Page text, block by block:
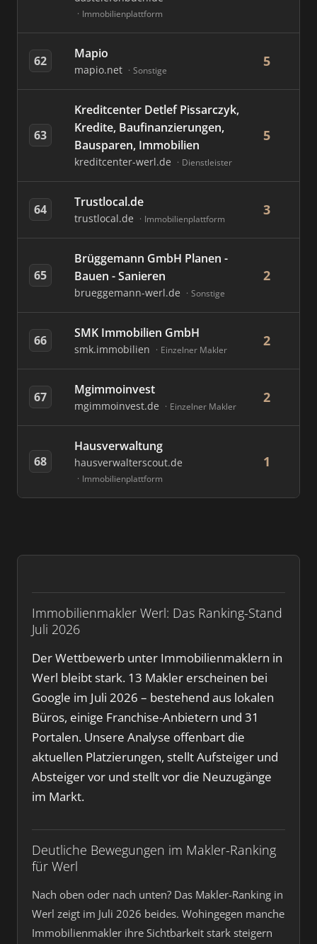
Immobilienmakler Werl: Das Ranking-Stand
Juli 2026
Der Wettbewerb unter Immobilienmaklern in
Werl bleibt stark. 13 Makler erscheinen bei
Google im Juli 2026 – bestehend aus lokalen
Büros, einige Franchise-Anbietern und 31
Portalen. Unsere Analyse offenbart die
aktuellen Platzierungen, stellt Aufsteiger und
Absteiger vor und stellt vor die Neuzugänge
im Markt.
Deutliche Bewegungen im Makler-Ranking
für Werl
Nach oben oder nach unten? Das Makler-Ranking in
Werl zeigt im Juli 2026 beides. Wohingegen manche
Immobilienmakler ihre Sichtbarkeit stark steigern
Immobilienplattform
62 Mapio
mapio.net Sonstige
5
63
Kreditcenter Detlef Pissarczyk,
Kredite, Baufinanzierungen,
Bausparen, Immobilien
kreditcenter-werl.de Dienstleister
5
64 Trustlocal.de
trustlocal.de Immobilienplattform
3
65
Brüggemann GmbH Planen -
Bauen - Sanieren
brueggemann-werl.de Sonstige
2
66 SMK Immobilien GmbH
smk.immobilien Einzelner Makler
2
67 Mgimmoinvest
mgimmoinvest.de Einzelner Makler
2
68
Hausverwaltung
hausverwalterscout.de
Immobilienplattform
1